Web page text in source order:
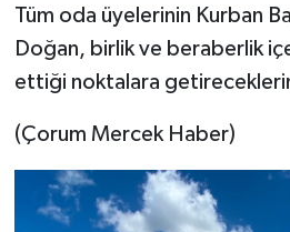
Tüm oda üyelerinin Kurban
Doğan, birlik ve beraberlik
ettiği noktalara
(Çorum Mercek Haber)